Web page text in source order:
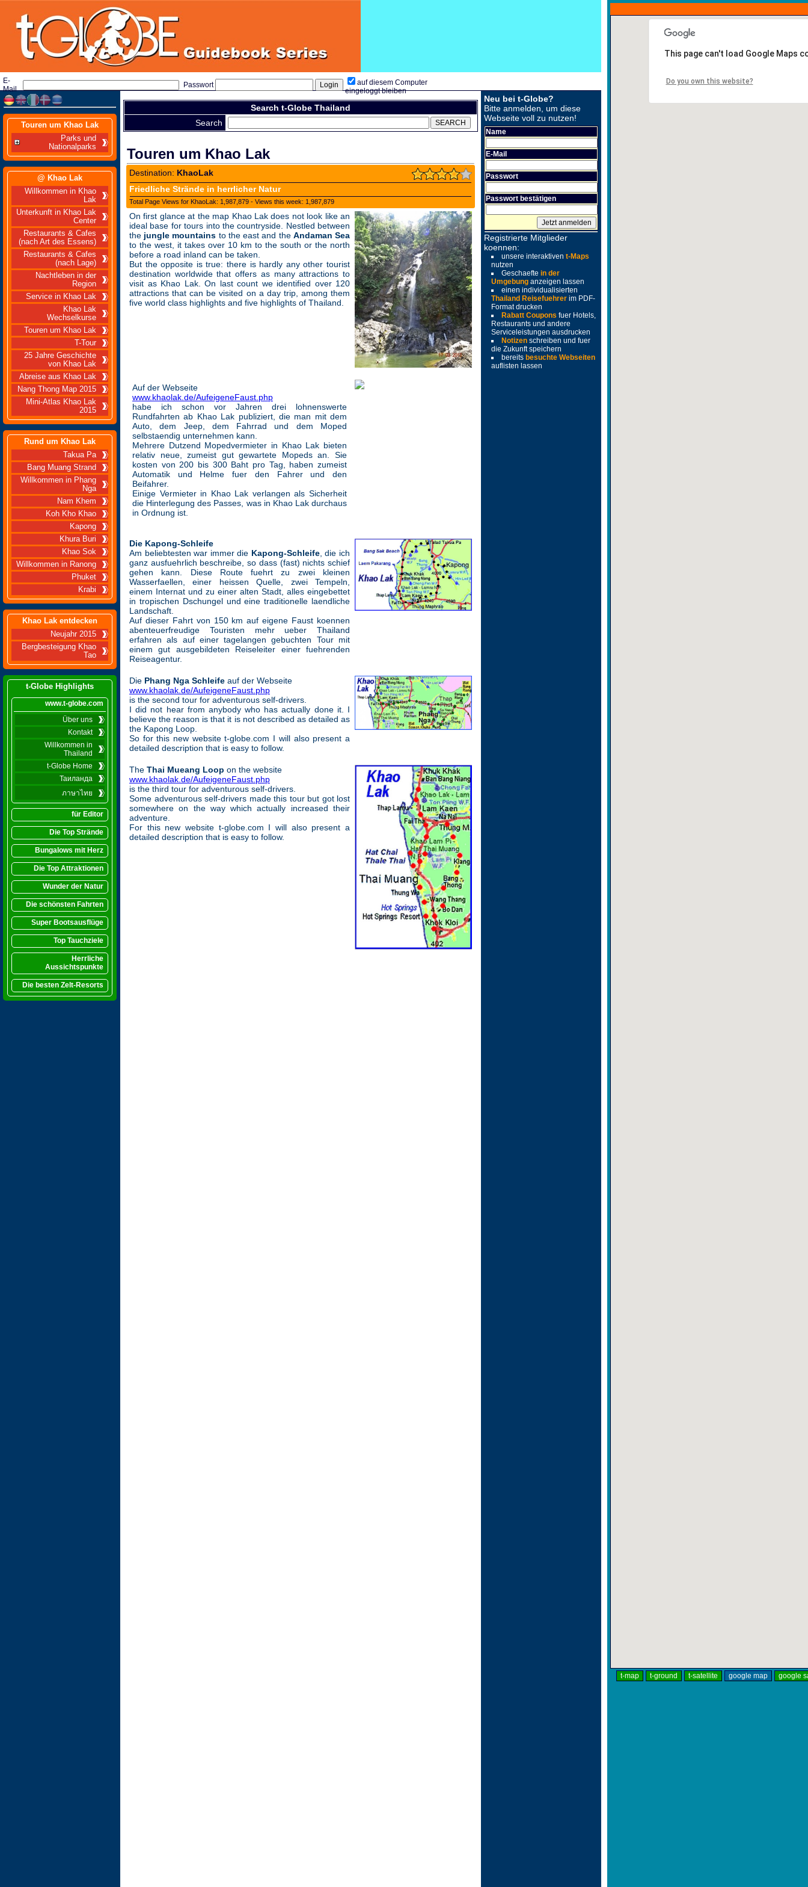
E-
Mail
Passwort
auf diesem Computer
eingeloggt bleiben
Touren um Khao Lak
Parks und
Nationalparks
@ Khao Lak
Willkommen in Khao
Lak
Unterkunft in Khao Lak
Center
Restaurants & Cafes
(nach Art des Essens)
Restaurants & Cafes
(nach Lage)
Nachtleben in der
Region
Service in Khao Lak
Khao Lak
Wechselkurse
Touren um Khao Lak
T-Tour
25 Jahre Geschichte
von Khao Lak
Abreise aus Khao Lak
Nang Thong Map 2015
Mini-Atlas Khao Lak
2015
Rund um Khao Lak
Takua Pa
Bang Muang Strand
Willkommen in Phang
Nga
Nam Khem
Koh Kho Khao
Kapong
Khura Buri
Khao Sok
Willkommen in Ranong
Phuket
Krabi
Khao Lak entdecken
Neujahr 2015
Bergbesteigung Khao
Tao
t-Globe Highlights
www.t-globe.com
Über uns
Kontakt
Willkommen in
Thailand
t-Globe Home
Таиланда
ภาษาไทย
für Editor
Die Top Strände
Bungalows mit Herz
Die Top Attraktionen
Wunder der Natur
Die schönsten Fahrten
Super Bootsausflüge
Top Tauchziele
Herrliche
Aussichtspunkte
Die besten Zelt-Resorts
Search t-Globe Thailand
Search
Touren um Khao Lak
Destination: KhaoLak
Friedliche Strände in herrlicher Natur
Total Page Views for KhaoLak: 1,987,879 - Views this week: 1,987,879
On first glance at the map Khao Lak does not look like an
ideal base for tours into the countryside. Nestled between
the jungle mountains to the east and the Andaman Sea
to the west, it takes over 10 km to the south or the north
before a road inland can be taken.
But the opposite is true: there is hardly any other tourist
destination worldwide that offers as many attractions to
visit as Khao Lak. On last count we identified over 120
attractions that can be visited on a day trip, among them
five world class highlights and five highlights of Thailand.
Auf der Webseite
www.khaolak.de/AufeigeneFaust.php
habe ich schon vor Jahren drei lohnenswerte
Rundfahrten ab Khao Lak publiziert, die man mit dem
Auto, dem Jeep, dem Fahrrad und dem Moped
selbstaendig unternehmen kann.
Mehrere Dutzend Mopedvermieter in Khao Lak bieten
relativ neue, zumeist gut gewartete Mopeds an. Sie
kosten von 200 bis 300 Baht pro Tag, haben zumeist
Automatik und Helme fuer den Fahrer und den
Beifahrer.
Einige Vermieter in Khao Lak verlangen als Sicherheit
die Hinterlegung des Passes, was in Khao Lak durchaus
in Ordnung ist.
Die Kapong-Schleife
Am beliebtesten war immer die Kapong-Schleife, die ich
ganz ausfuehrlich beschreibe, so dass (fast) nichts schief
gehen kann. Diese Route fuehrt zu zwei kleinen
Wasserfaellen, einer heissen Quelle, zwei Tempeln,
einem Internat und zu einer alten Stadt, alles eingebettet
in tropischen Dschungel und eine traditionelle laendliche
Landschaft.
Auf dieser Fahrt von 150 km auf eigene Faust koennen
abenteuerfreudige Touristen mehr ueber Thailand
erfahren als auf einer tagelangen gebuchten Tour mit
einem gut ausgebildeten Reiseleiter einer fuehrenden
Reiseagentur.
Die Phang Nga Schleife auf der Webseite
www.khaolak.de/AufeigeneFaust.php
is the second tour for adventurous self-drivers.
I did not hear from anybody who has actually done it. I
believe the reason is that it is not described as detailed as
the Kapong Loop.
So for this new website t-globe.com I will also present a
detailed description that is easy to follow.
The Thai Mueang Loop on the website
www.khaolak.de/AufeigeneFaust.php
is the third tour for adventurous self-drivers.
Some adventurous self-drivers made this tour but got lost
somewhere on the way which actually increased their
adventure.
For this new website t-globe.com I will also present a
detailed description that is easy to follow.
Neu bei t-Globe?
Bitte anmelden, um diese
Webseite voll zu nutzen!
Name
E-Mail
Passwort
Passwort bestätigen
Registrierte Mitglieder
koennen:
unsere interaktiven t-Maps
nutzen
Geschaefte in der
Umgebung anzeigen lassen
einen individualisierten
Thailand Reisefuehrer im PDF-
Format drucken
Rabatt Coupons fuer Hotels,
Restaurants und andere
Serviceleistungen ausdrucken
Notizen schreiben und fuer
die Zukunft speichern
bereits besuchte Webseiten
auflisten lassen
This page can't load Google Maps
Do you own this website?